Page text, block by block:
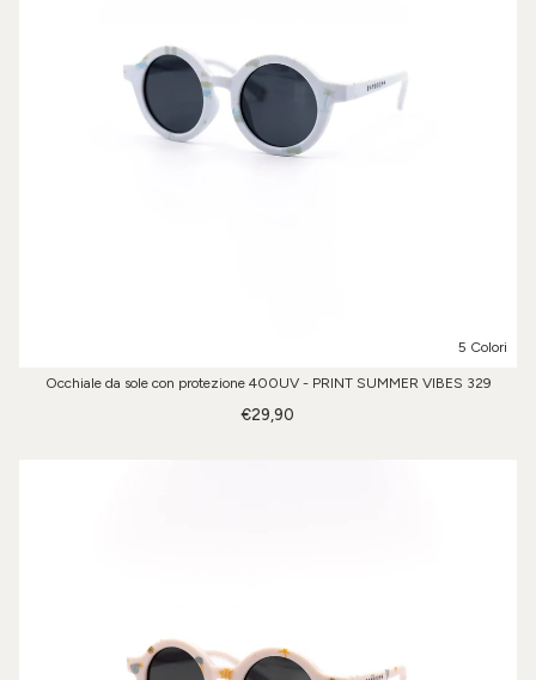
5 Colori
Occhiale da sole con protezione 400UV - PRINT SUMMER VIBES 329
€29,90